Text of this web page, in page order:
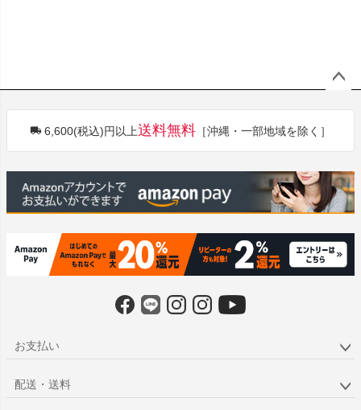
へ
6,600(税込)円以上送料無料 ［沖縄・一部地域を除く］
お支払い
配送・送料